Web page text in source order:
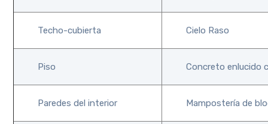
Techo-cubierta Cielo Raso
Piso Concreto enlucido
Paredes del interior Mampostería de